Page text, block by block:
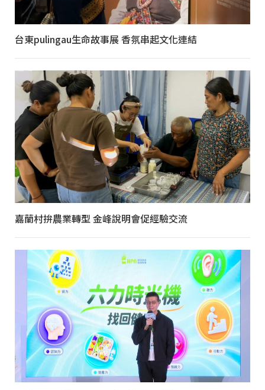
台東pulingau生命故事展 香氛串起文化連結
嘉蘭村拚農業轉型 金峰說明會促經驗交流